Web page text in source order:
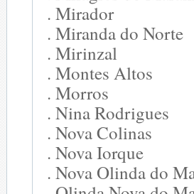
. Mirador
. Miranda do Norte
. Mirinzal
. Montes Altos
. Morros
. Nina Rodrigues
. Nova Colinas
. Nova Iorque
. Nova Olinda do